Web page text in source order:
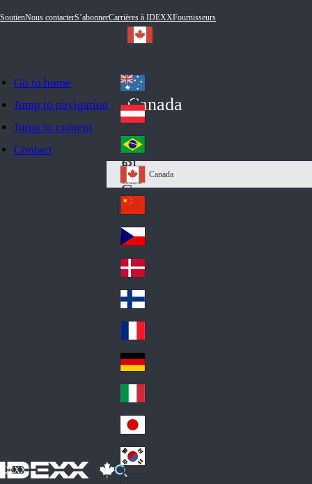
Go to home
Jump to navigation
Jump to content
Contact
SoutienNous contacterS’abonnerCarrières à IDEXXFournisseurs
IDEXX
Canada
Au
str
ali
a
Au
stri
a
Br
azi
l
Ca
na
da
Canada
Ch
ina
Cz
ec
h
De
nm
ark
Fin
d
Fra
nc
e
Ge
an
y
Ital
y
Jap
an
Ko